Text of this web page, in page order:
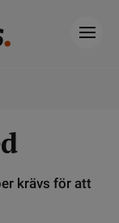
krävs för att